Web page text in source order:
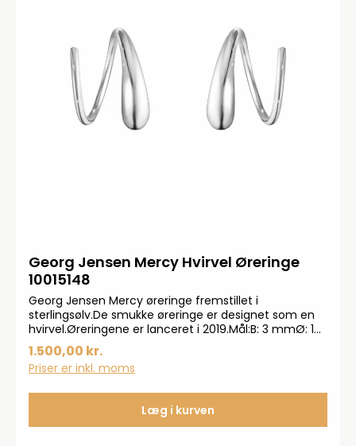
Georg Jensen Mercy Hvirvel Øreringe
10015148
Georg Jensen Mercy øreringe fremstillet i
sterlingsølv.De smukke øreringe er designet som en
hvirvel.Øreringene er lanceret i 2019.Mål:B: 3 mmØ: 10
mm
1.500,00 kr.
Priser er inkl. moms
Læg i kurven